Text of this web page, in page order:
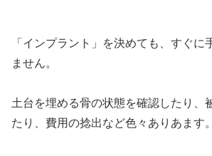
「インプラント」を決めても、すぐに
ません。
土台を埋める骨の状態を確認したり、
たり、費用の捻出など色々ありあます。